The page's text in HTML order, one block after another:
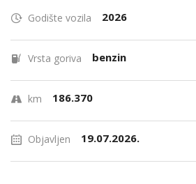
Godište vozila 2026
Vrsta goriva benzin
km 186.370
Objavljen 19.07.2026.